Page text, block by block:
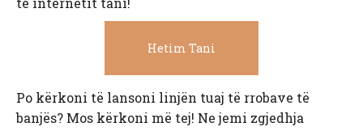
Hetim Tani
Po kërkoni të lansoni linjën tuaj të rrobave të
banjës? Mos kërkoni më tej! Ne jemi zgjedhja